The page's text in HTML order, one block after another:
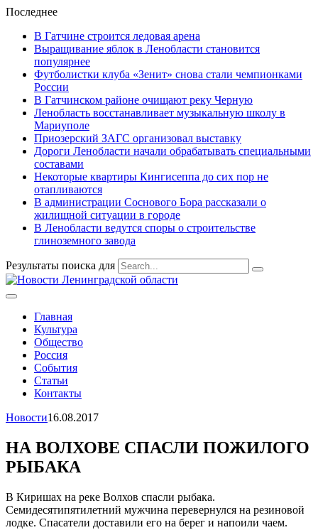
Последнее
В Гатчине строится ледовая арена
Выращивание яблок в Ленобласти становится
популярнее
Футболистки клуба «Зенит» снова стали чемпионками
России
В Гатчинском районе очищают реку Черную
Ленобласть восстанавливает музыкальную школу в
Мариуполе
Приозерский ЗАГС организовал выставку
Дороги Ленобласти начали обрабатывать специальными
составами
Некоторые квартиры Кингисеппа до сих пор не
отапливаются
В администрации Соснового Бора рассказали о
жилищной ситуации в городе
В Ленобласти ведутся споры о строительстве
глиноземного завода
Результаты поиска для
Главная
Культура
Общество
Россия
События
Статьи
Контакты
Новости16.08.2017
НА ВОЛХОВЕ СПАСЛИ ПОЖИЛОГО
РЫБАКА
В Киришах на реке Волхов спасли рыбака.
Семидесятипятилетний мужчина перевернулся на резиновой
лодке. Спасатели доставили его на берег и напоили чаем.